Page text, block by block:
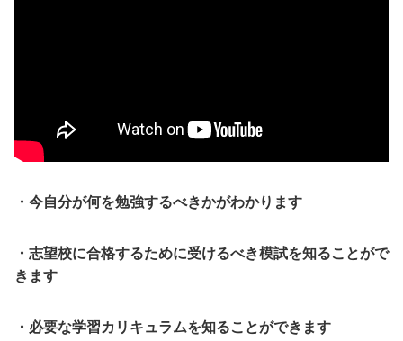
・今自分が何を勉強するべきかがわかります
・志望校に合格するために受けるべき模試を知ることがで
きます
・必要な学習カリキュラムを知ることができます